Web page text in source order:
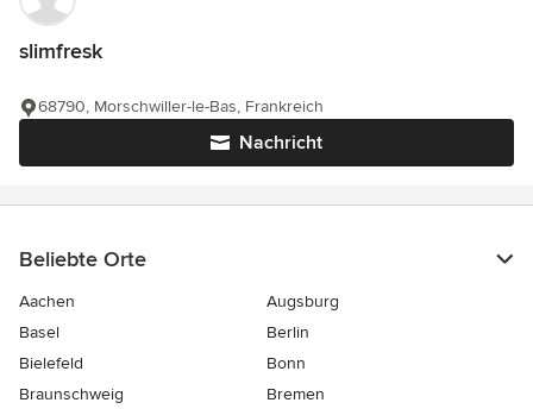
slimfresk
Nachricht
68790, Morschwiller-le-Bas, Frankreich
Beliebte Orte
Aachen
Augsburg
Basel
Berlin
Bielefeld
Bonn
Braunschweig
Bremen